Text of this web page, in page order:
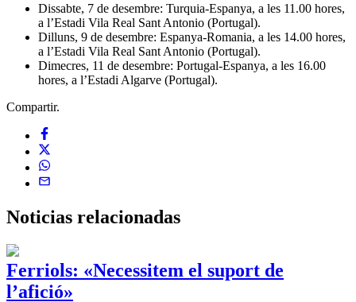
Dissabte, 7 de desembre: Turquia-Espanya, a les 11.00 hores,
a l’Estadi Vila Real Sant Antonio (Portugal).
Dilluns, 9 de desembre: Espanya-Romania, a les 14.00 hores,
a l’Estadi Vila Real Sant Antonio (Portugal).
Dimecres, 11 de desembre: Portugal-Espanya, a les 16.00
hores, a l’Estadi Algarve (Portugal).
Compartir.
Noticias relacionadas
Ferriols: «Necessitem el suport de
l’afició»